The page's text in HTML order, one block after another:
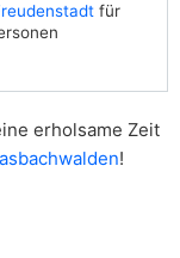
für
erholsame Zeit
!